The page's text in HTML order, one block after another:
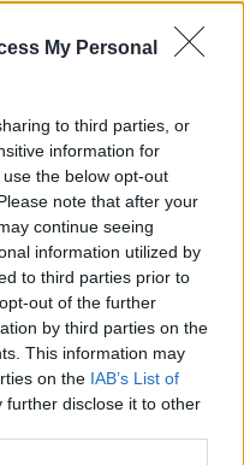
My Personal
to third parties, or
information for
the below opt-out
note that after your
continue seeing
information utilized by
to third parties prior to
out of the further
by third parties on the
This information may
on the IAB’s List of
further disclose it to other
segretario del Pd di Rio.
uffici e chiede che le cose
ferma a parlare con le
delibera, nessun
raccontare:i bisogni delle
gente che di sé stesso.
nemico chi la pensa
democratica e
di tutti a usufruire dei
alle spiagge pubbliche".
accenna alla
- aggiunge Ania - Ma Rio